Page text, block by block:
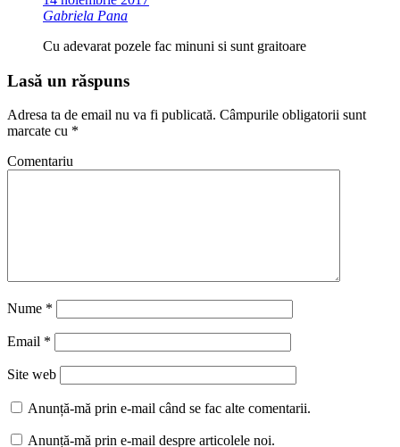
Gabriela Pana
Cu adevarat pozele fac minuni si sunt graitoare
Lasă un răspuns
Adresa ta de email nu va fi publicată. Câmpurile obligatorii sunt
marcate cu *
Comentariu
Nume *
Email *
Site web
Anunță-mă prin e-mail când se fac alte comentarii.
Anunță-mă prin e-mail despre articolele noi.